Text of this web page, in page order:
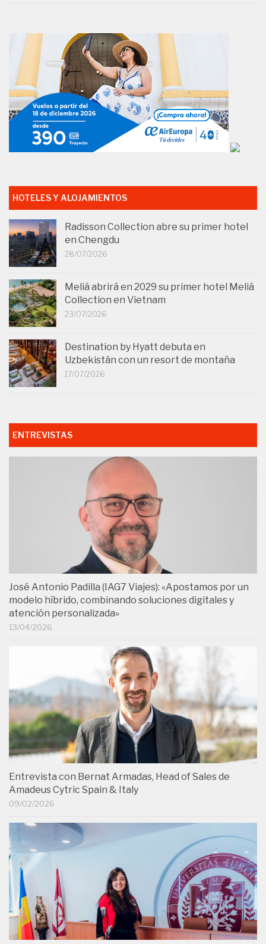
HOTELES Y ALOJAMIENTOS
Radisson Collection abre su primer hotel
en Chengdu
28/07/2026
Meliá abrirá en 2029 su primer hotel Meliá
Collection en Vietnam
23/07/2026
Destination by Hyatt debuta en
Uzbekistán con un resort de montaña
17/07/2026
ENTREVISTAS
José Antonio Padilla (IAG7 Viajes): «Apostamos por un
modelo híbrido, combinando soluciones digitales y
atención personalizada»
13/04/2026
Entrevista con Bernat Armadas, Head of Sales de
Amadeus Cytric Spain & Italy
09/02/2026